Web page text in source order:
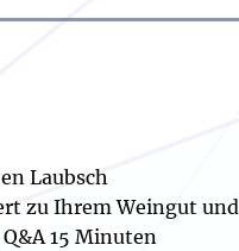
Laubsch
zu Ihrem Weingut
15 Minuten